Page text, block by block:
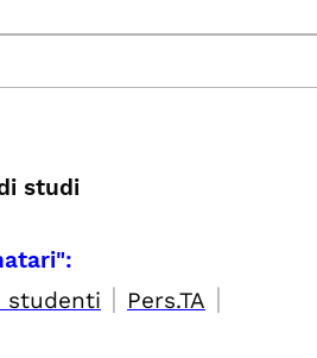
studi
studenti | Pers.TA |